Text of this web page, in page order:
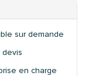
sur demande
devis
en charge